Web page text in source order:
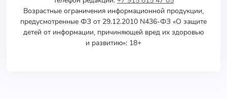
Возрастные ограничения информационной продукции,
предусмотренные ФЗ от 29.12.2010 N436-ФЗ «О защите
детей от информации, причиняющей вред их здоровью
и развитию»: 18+